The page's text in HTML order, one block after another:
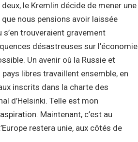
le Kremlin décide de mener une
nous pensions avoir laissée
trouveraient gravement
désastreuses sur l’économie
Un avenir où la Russie et
libres travaillent ensemble, en
inscrits dans la charte des
d’Helsinki. Telle est mon
Maintenant, c’est au
restera unie, aux côtés de